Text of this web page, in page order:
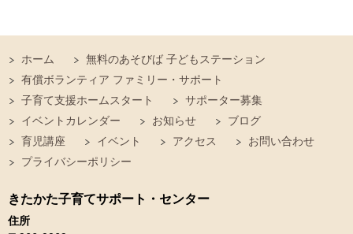
ホーム
無料のあそびば 子どもステーション
有償ボランティア ファミリー・サポート
子育て支援ホームスタート
サポーター募集
イベントカレンダー
お知らせ
ブログ
育児講座
イベント アクセス
お問い合わせ
プライバシーポリシー
きたかた子育てサポート・センター
住所